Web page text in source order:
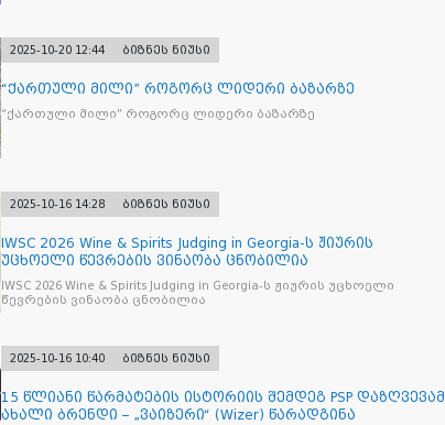
2025-10-20 12:44 ბიზნეს ნიუსი
“ქართული მილი” როგორც ლიდერი ბაზარზე
“ქართული მილი” როგორც ლიდერი ბაზარზე
2025-10-16 14:28 ბიზნეს ნიუსი
IWSC 2026 Wine & Spirits Judging in Georgia-ს ჟიურის
უცხოელი წევრების ვინაობა ცნობილია
IWSC 2026 Wine & Spirits Judging in Georgia-ს ჟიურის უცხოელი
წევრების ვინაობა ცნობილია
2025-10-16 10:40 ბიზნეს ნიუსი
15 წლიანი წარმატების ისტორიის შემდეგ PSP დაზღვევამ
ახალი ბრენდი – „ვაიზერი“ (Wizer) წარადგინა